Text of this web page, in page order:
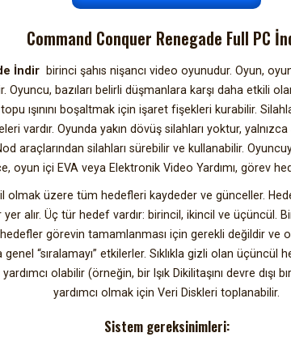
Command Conquer Renegade Full PC
İndir
birinci şahıs nişancı video oyunudur. Oyun,
Oyuncu, bazıları belirli düşmanlara karşı daha etkili
ışınını boşaltmak için işaret fişekleri kurabilir.
vardır. Oyunda yakın dövüş silahları yoktur,
araçlarından silahları sürebilir ve kullanabilir.
oyun içi EVA veya Elektronik Video Yardımı, görev
olmak üzere tüm hedefleri kaydeder ve günceller.
alır. Üç tür hedef vardır: birincil, ikincil ve üçüncül.
görevin tamamlanması için gerekli değildir ve
“sıralamayı” etkilerler. Sıklıkla gizli olan
olabilir (örneğin, bir Işık Dikilitaşını devre dışı
yardımcı olmak için Veri Diskleri toplanabilir.
Sistem gereksinimleri: